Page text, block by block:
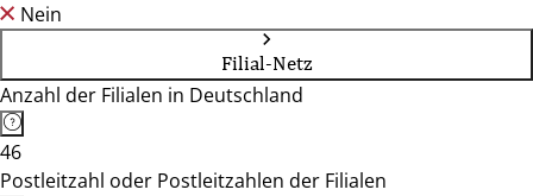
Nein
Filial-Netz
Anzahl der Filialen in Deutschland
46
Postleitzahl oder Postleitzahlen der Filialen